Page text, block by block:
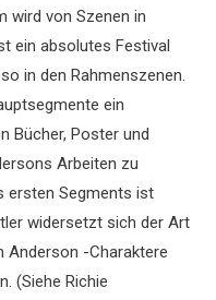
wird von Szenen in
ein absolutes Festival
in den Rahmenszenen.
ein
Bücher, Poster und
Arbeiten zu
ersten Segments ist
widersetzt sich der Art
Anderson -Charaktere
(Siehe Richie